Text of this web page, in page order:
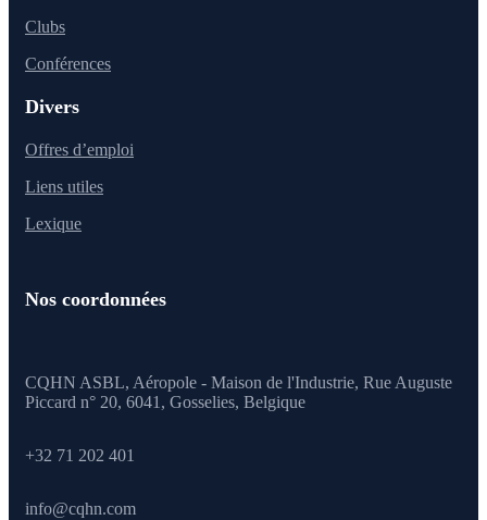
Clubs
Conférences
Divers
Offres d’emploi
Liens utiles
Lexique
Nos coordonnées
CQHN ASBL, Aéropole - Maison de l'Industrie, Rue Auguste
Piccard n° 20, 6041, Gosselies, Belgique
+32 71 202 401
info@cqhn.com